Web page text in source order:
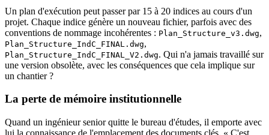
Un plan d'exécution peut passer par 15 à 20 indices au cours d'un
projet. Chaque indice génère un nouveau fichier, parfois avec des
conventions de nommage incohérentes : Plan_Structure_v3.dwg,
Plan_Structure_IndC_FINAL.dwg,
Plan_Structure_IndC_FINAL_V2.dwg. Qui n'a jamais travaillé sur
une version obsolète, avec les conséquences que cela implique sur
un chantier ?
La perte de mémoire institutionnelle
Quand un ingénieur senior quitte le bureau d'études, il emporte avec
lui la connaissance de l'emplacement des documents clés. « C'est